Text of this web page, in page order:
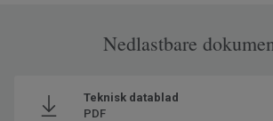
Nedlastbare
Teknisk datablad
PDF